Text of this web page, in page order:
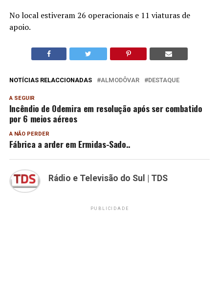
No local estiveram 26 operacionais e 11 viaturas de
apoio.
NOTÍCIAS RELACCIONADAS ALMODÔVAR DESTAQUE
A SEGUIR
Incêndio de Odemira em resolução após ser combatido
por 6 meios aéreos
A NÃO PERDER
Fábrica a arder em Ermidas-Sado..
Rádio e Televisão do Sul | TDS
PUBLICIDADE